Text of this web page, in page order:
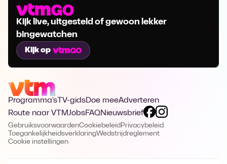
Kijk live, uitgesteld of gewoon lekker
bingewatchen
Kijk op
Programma's TV-gidsDoe meeAdverteren
Route naar VTMJobsFAQNieuwsbrief
GebruiksvoorwaardenCookiebeleid Privacybeleid
ToegankelijkheidsverklaringWedstrijdreglement
Cookie instellingen